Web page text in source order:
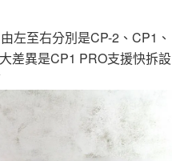
左至右分別是CP-2、CP1、
差異是CP1 PRO支援快拆設